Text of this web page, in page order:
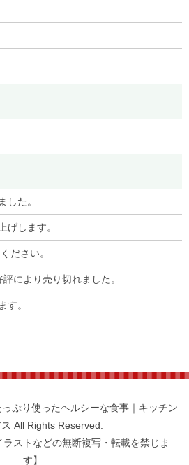
した。
げします。
ださい。
により売り切れました。
す。
ぷり使ったヘルシーな食事｜キッチン
All Rights Reserved.
ラストなどの無断複写・転載を禁じま
す】